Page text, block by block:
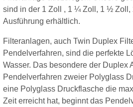
sind in der 1 Zoll , 1 ¼ Zoll, 1 ½ Zoll,
Ausführung erhältlich.
Filteranlagen, auch Twin Duplex
Pendelverfahren, sind die perfekte
Wasser. Das besondere der Duplex
Pendelverfahren zweier Polyglass
eine Polyglass Druckflasche die
Zeit erreicht hat, beginnt das